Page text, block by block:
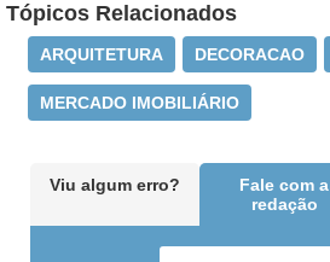
Tópicos Relacionados
ARQUITETURA DECORACAO
MERCADO IMOBILIÁRIO
Viu algum erro?
Fale com a
redação